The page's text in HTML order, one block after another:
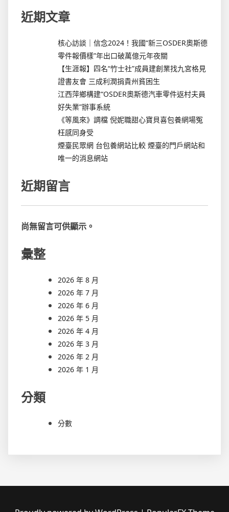
近期文章
核心訪談｜信念2024！我國“新三OSDER奧斯德
零件報價樣”年出口破萬億元年夜關
【生涯報】四名“竹士社”成員建創業找九宮格見
證書友會 三成利潤捐貴州貧困生
江西萍鄉構建“OSDER奧斯德汽車零件返村夫員
好失業”辦事系統
《等風來》調檔 倪妮職甜心寶貝喜包養網場冤
枉感同身受
煙臺民眾網 台包養網站比較 煙臺的門戶網站和
唯一的消息網站
近期留言
尚無留言可供顯示。
彙整
2026 年 8 月
2026 年 7 月
2026 年 6 月
2026 年 5 月
2026 年 4 月
2026 年 3 月
2026 年 2 月
2026 年 1 月
分類
分數